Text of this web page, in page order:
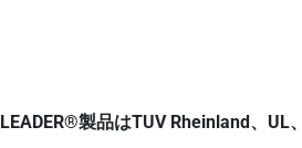
LEADER®製品はTUV Rheinland、UL